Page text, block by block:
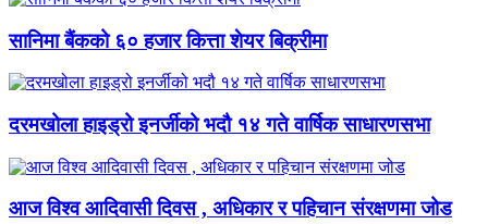
सानिमा बैंकको ६० हजार कित्ता शेयर बिक्रीमा
दरमखोला हाइड्रो इनर्जीको भदौ १४ गते वार्षिक साधारणसभा
आज विश्व आदिवासी दिवस , अधिकार र पहिचान संरक्षणमा जोड